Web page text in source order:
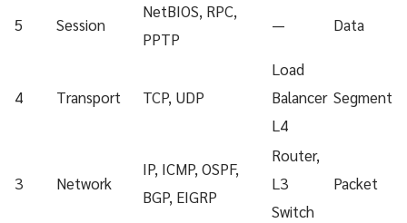
5 Session
NetBIOS, RPC,
PPTP
— Data
4 Transport TCP, UDP
Load
Balancer
L4
Segment
3 Network
IP, ICMP, OSPF,
BGP, EIGRP
Router,
L3
Switch
Packet